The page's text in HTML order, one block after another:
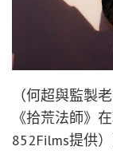
（何超與監製
《拾荒法師》
852Films提供）